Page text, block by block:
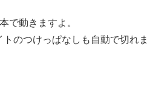
で動きますよ。
トのつけっぱなしも自動で切れま